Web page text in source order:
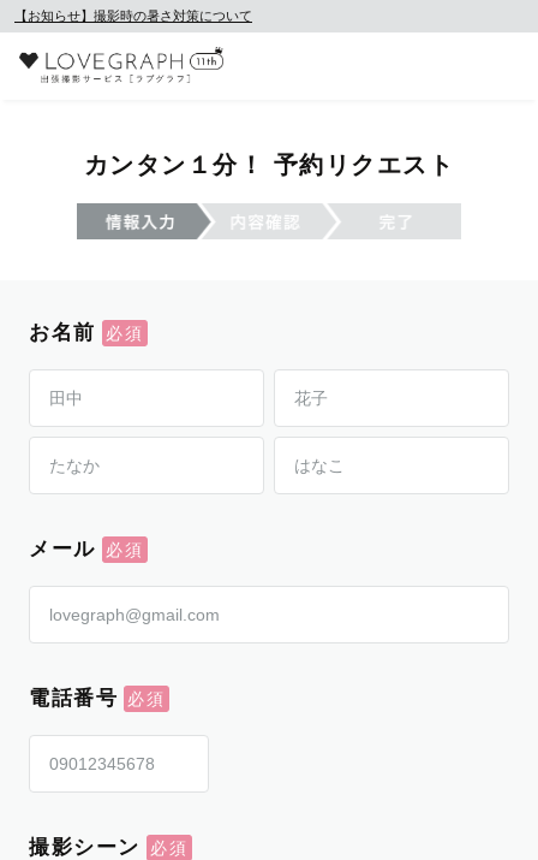
【お知らせ】撮影時の暑さ対策について
カンタン１分！ 予約リクエスト
お名前
メール
電話番号
撮影シーン